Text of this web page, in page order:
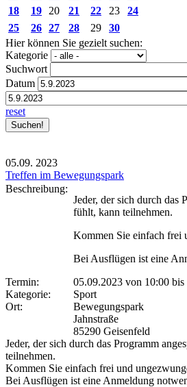
18
19 20 21 22 23
24
25
26 27 28 29
30
Hier können Sie gezielt suchen:
Kategorie
Suchwort
Datum
reset
05.09. 2023
Treffen im Bewegungspark
Beschreibung:
Jeder, der sich durch das
fühlt, kann teilnehmen.
Kommen Sie einfach frei
Bei Ausflügen ist eine
Termin:
05.09.2023 von 10:00 bis
Kategorie:
Sport
Ort:
Bewegungspark
Jahnstraße
85290 Geisenfeld
Jeder, der sich durch das Programm
teilnehmen.
Kommen Sie einfach frei und
Bei Ausflügen ist eine Anmeldung